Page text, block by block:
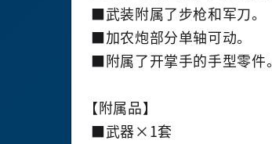
■武装附属了步枪和军刀。
■加农炮部分单轴可动。
■附属了开掌手的手型零件。
【附属品】
■武器×1套